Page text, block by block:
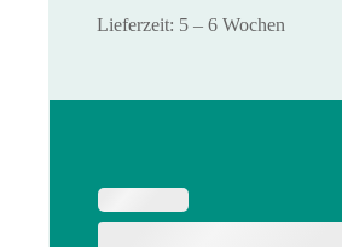
Lieferzeit: 5 – 6 Wochen